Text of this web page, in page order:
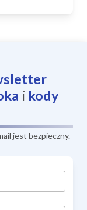
i kody
jest bezpieczny.